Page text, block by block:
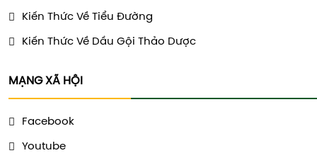
Kiến Thức Về Tiểu Đường
Kiến Thức Về Dầu Gội Thảo Dược
MẠNG XÃ HỘI
Facebook
Youtube